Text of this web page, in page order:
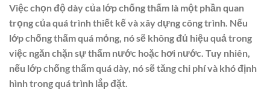
Việc chọn độ dày của lớp chống thấm là một phần quan
trọng của quá trình thiết kế và xây dựng công trình. Nếu
lớp chống thấm quá mỏng, nó sẽ không đủ hiệu quả trong
việc ngăn chặn sự thấm nước hoặc hơi nước. Tuy nhiên,
nếu lớp chống thấm quá dày, nó sẽ tăng chi phí và khó định
hình trong quá trình lắp đặt.